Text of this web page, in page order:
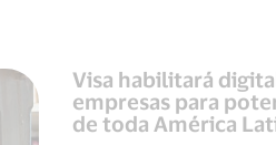
Visa habilitará
empresas para
de toda América